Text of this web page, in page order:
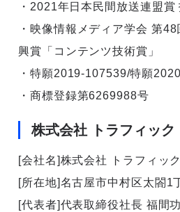
・2021年日本民間放送連盟賞
・映像情報メディア学会 第
興賞「コンテンツ技術賞」
・特願2019-107539/特願
・商標登録第6269988号
株式会社 トラフィッ
[会社名]株式会社 トラフィッ
[所在地]名古屋市中村区太閤1
[代表者]代表取締役社長 福間